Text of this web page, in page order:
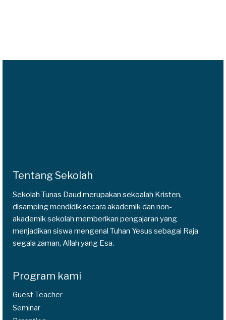
Tentang Sekolah
Sekolah Tunas Daud merupakan sekoalah Kristen,
disamping mendidik secara akademik dan non-
akademik sekolah memberikan pengajaran yang
menjadikan siswa mengenal Tuhan Yesus sebagai Raja
segala zaman, Allah yang Esa.
Program kami
Guest Teacher
Seminar